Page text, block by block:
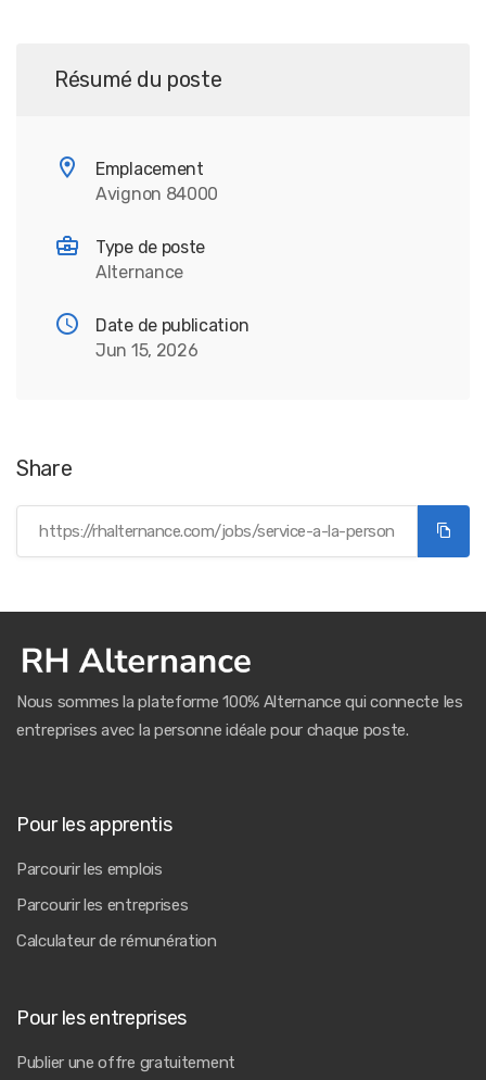
Résumé du poste
Emplacement
Avignon 84000
Type de poste
Alternance
Date de publication
Jun 15, 2026
Share
Nous sommes la plateforme 100% Alternance qui connecte les
entreprises avec la personne idéale pour chaque poste.
Pour les apprentis
Parcourir les emplois
Parcourir les entreprises
Calculateur de rémunération
Pour les entreprises
Publier une offre gratuitement